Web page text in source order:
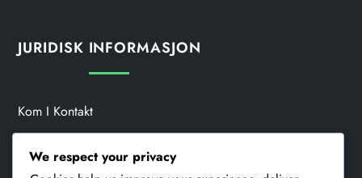
JURIDISK INFORMASJON
Kom I Kontakt
We respect your privacy